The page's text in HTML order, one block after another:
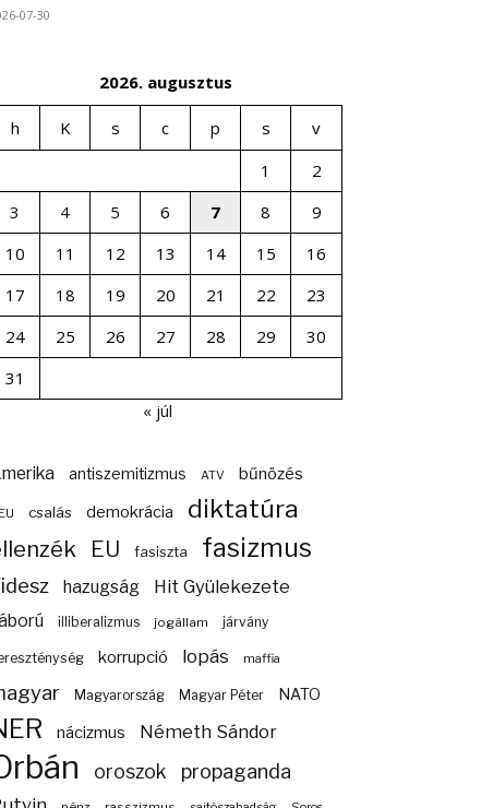
07-30
2026. augusztus
h K s c p s
v
1
2
3
4 5 6 7 8
9
10
11 12 13 14 15
16
17
18 19 20 21 22
23
24
25 26 27 28 29
30
31
« júl
antiszemitizmus ATV bűnözés
csalás demokrácia diktatúra
EU fasiszta fasizmus
hazugság Hit Gyülekezete
illiberalizmus jogállam járvány
korrupció lopás maffia
Magyarország Magyar Péter NATO
nácizmus Németh Sándor
oroszok propaganda